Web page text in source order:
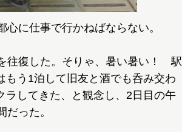
に仕事で行かねばならない。
往復した。そりゃ、暑い暑い！ 駅
う1泊して旧友と酒でも呑み交わ
ラしてきた、と観念し、2日目の午
った。